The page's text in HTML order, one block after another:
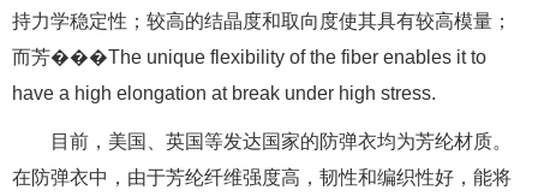
持力学稳定性；较高的结晶度和取向度使其具有较高模量；
而芳���The unique flexibility of the fiber enables it to
have a high elongation at break under high stress.
目前，美国、英国等发达国家的防弹衣均为芳纶材质。
在防弹衣中，由于芳纶纤维强度高，韧性和编织性好，能将